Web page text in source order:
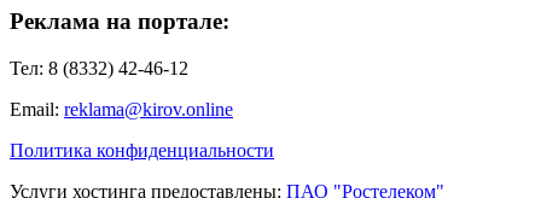
Реклама на портале:
Тел: 8 (8332) 42-46-12
Email: reklama@kirov.online
Политика конфиденциальности
Услуги хостинга предоставлены: ПАО "Ростелеком"